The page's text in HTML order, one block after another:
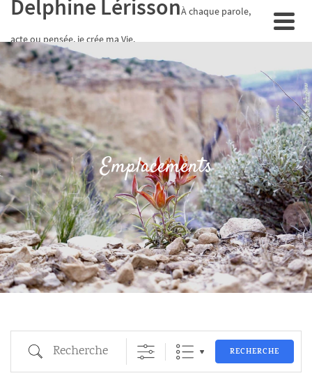
Delphine LérissonÀ chaque parole,
acte ou pensée, je crée ma Vie.
Emplacements
Recherche RECHERCHE